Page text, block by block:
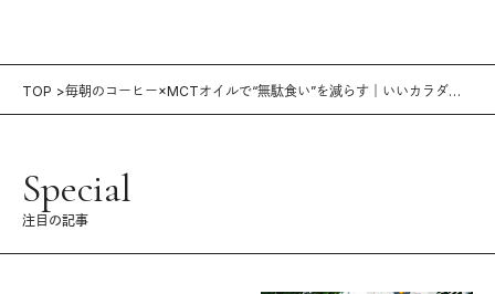
TOP
毎朝のコーヒー×MCTオイルで“無駄食い”を減らす｜いいカラダを
Special
注目の記事